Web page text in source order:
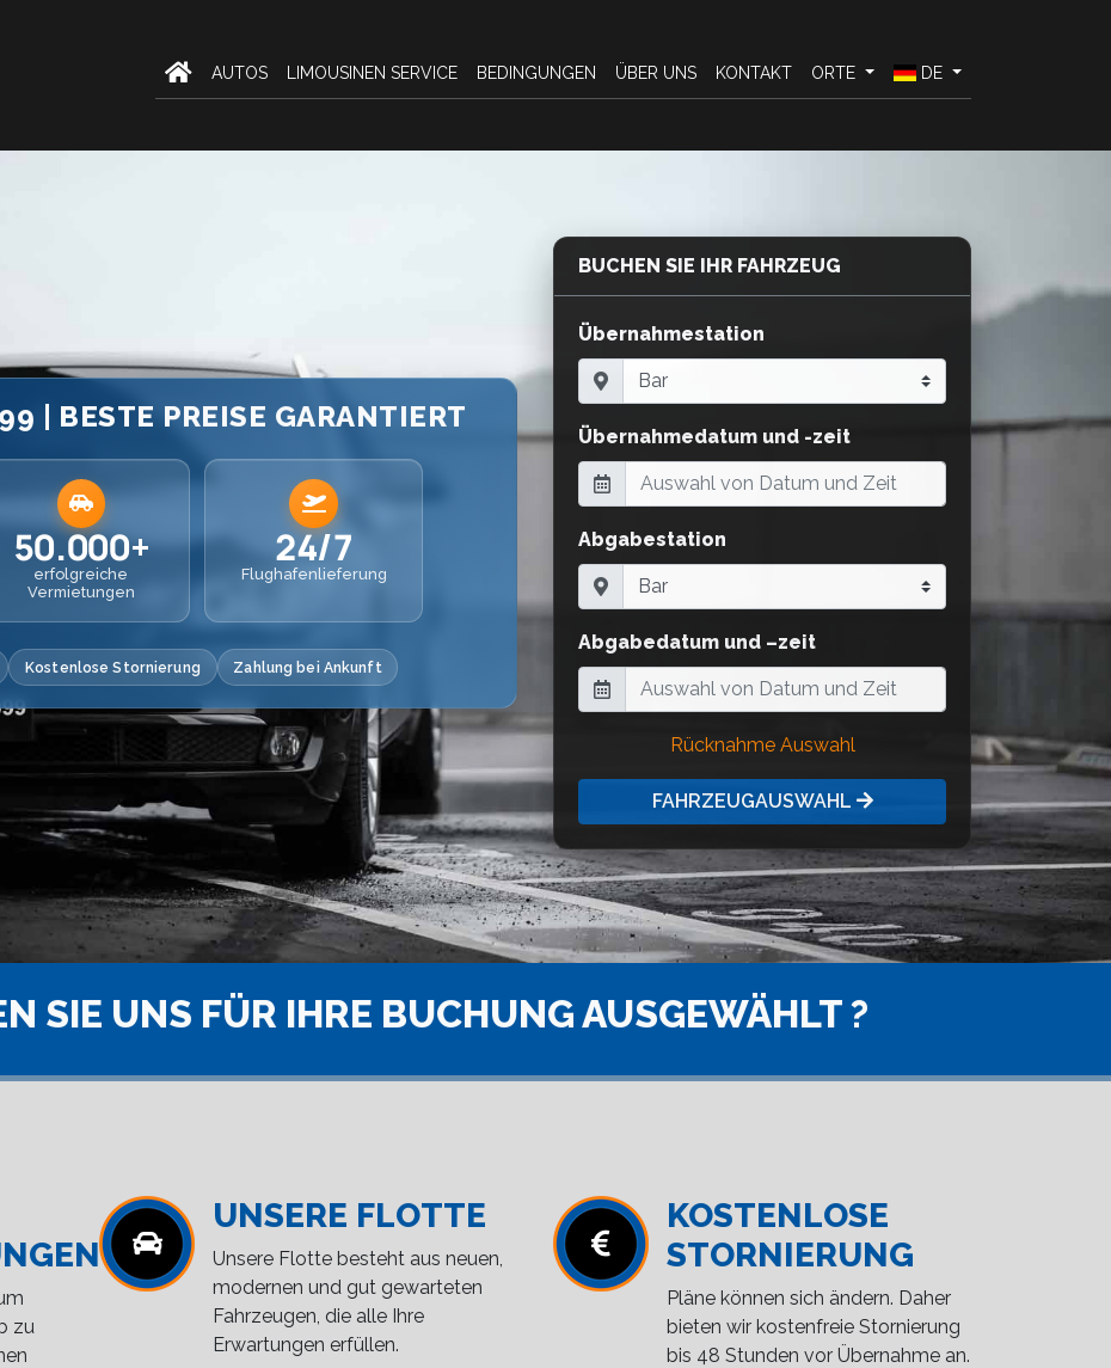
AUTOS LIMOUSINEN SERVICE BEDINGUNGEN ÜBER UNS KONTAKT ORTE DE
| BESTE PREISE GARANTIERT
50.000+
erfolgreiche
Vermietungen
24/7
Flughafenlieferung
Kostenlose Stornierung Zahlung bei Ankunft
BUCHEN SIE IHR FAHRZEUG
Übernahmestation
Übernahmedatum und -zeit
Abgabestation
Abgabedatum und –zeit
Rücknahme Auswahl
FAHRZEUGAUSWAHL
SIE UNS FÜR IHRE BUCHUNG AUSGEWÄHLT ?
zu
UNSERE FLOTTE
Unsere Flotte besteht aus neuen,
modernen und gut gewarteten
Fahrzeugen, die alle Ihre
Erwartungen erfüllen.
KOSTENLOSE
STORNIERUNG
Pläne können sich ändern. Daher
bieten wir kostenfreie Stornierung
bis 48 Stunden vor Übernahme an.